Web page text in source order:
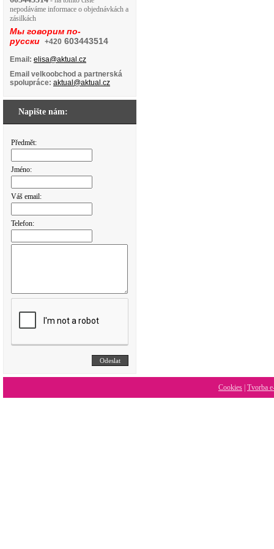
nepodáváme informace o objednávkách a
zásilkách
Мы говорим по-
русски +420 603443514
Email: elisa@aktual.cz
Email velkoobchod a partnerská
spolupráce: aktual@aktual.cz
Napište nám:
Předmět:
Jméno:
Váš email:
Telefon:
Cookies Tvorba